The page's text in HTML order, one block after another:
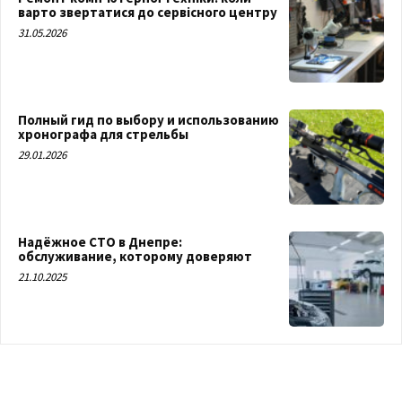
варто звертатися до сервісного центру
31.05.2026
Полный гид по выбору и использованию
хронографа для стрельбы
29.01.2026
Надёжное СТО в Днепре:
обслуживание, которому доверяют
21.10.2025